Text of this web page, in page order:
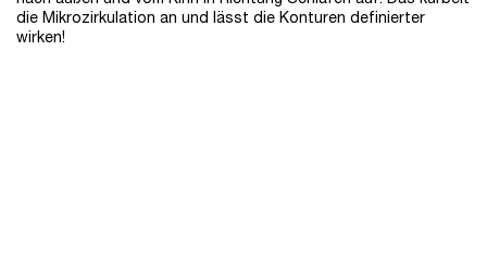
die Mikrozirkulation an und lässt die Konturen definierter
wirken!